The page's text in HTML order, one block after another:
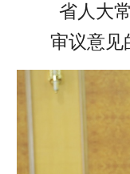
省人大常
审议意见